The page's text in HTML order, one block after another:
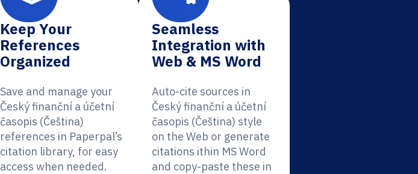
Keep Your
References
Organized
Save and manage your
Český finanční a účetní
časopis (Čeština)
references in Paperpal’s
citation library, for easy
access when needed.
Seamless
Integration with
Web & MS Word
Auto-cite sources in
Český finanční a účetní
časopis (Čeština) style
on the Web or generate
citations ithin MS Word
and copy-paste these in